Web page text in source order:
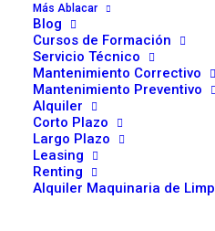
Más Ablacar
Blog
Cursos de Formación
Servicio Técnico
Mantenimiento Correctivo
Mantenimiento Preventivo
Alquiler
Corto Plazo
Largo Plazo
Leasing
Renting
Alquiler Maquinaria de
del poder de compra del sector.
Qué ver en
Distribution
La VIII edición de
intralogística, almacenaje,
y manutención, contará con